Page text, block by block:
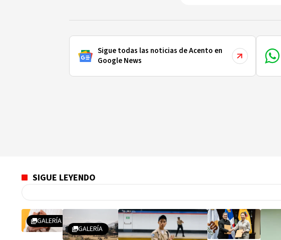
Sigue todas las noticias de Acento en
Google News
SIGUE LEYENDO
GALERÍA
GALERÍA